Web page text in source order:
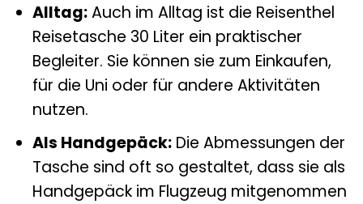
Alltag:Auch im Alltag ist die Reisenthel
Reisetasche 30 Liter ein praktischer
Begleiter. Sie können sie zum Einkaufen,
für die Uni oder für andere Aktivitäten
nutzen.
Als Handgepäck:Die Abmessungen der
Tasche sind oft so gestaltet, dass sie als
Handgepäck im Flugzeug mitgenommen